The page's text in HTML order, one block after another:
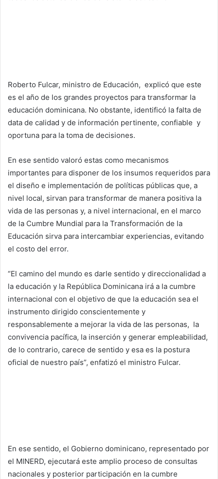
Roberto Fulcar, ministro de Educación, explicó que este
es el año de los grandes proyectos para transformar la
educación dominicana. No obstante, identificó la falta de
data de calidad y de información pertinente, confiable y
oportuna para la toma de decisiones.
En ese sentido valoró estas como mecanismos
importantes para disponer de los insumos requeridos para
el diseño e implementación de políticas públicas que, a
nivel local, sirvan para transformar de manera positiva la
vida de las personas y, a nivel internacional, en el marco
de la Cumbre Mundial para la Transformación de la
Educación sirva para intercambiar experiencias, evitando
el costo del error.
“El camino del mundo es darle sentido y direccionalidad a
la educación y la República Dominicana irá a la cumbre
internacional con el objetivo de que la educación sea el
instrumento dirigido conscientemente y
responsablemente a mejorar la vida de las personas, la
convivencia pacífica, la inserción y generar empleabilidad,
de lo contrario, carece de sentido y esa es la postura
oficial de nuestro país”, enfatizó el ministro Fulcar.
En ese sentido, el Gobierno dominicano, representado por
el MINERD, ejecutará este amplio proceso de consultas
nacionales y posterior participación en la cumbre